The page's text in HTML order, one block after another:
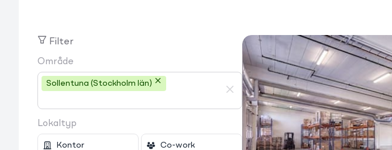
Filter
Område
Sollentuna (Stockholm län)
Lokaltyp
Kontor Co-work